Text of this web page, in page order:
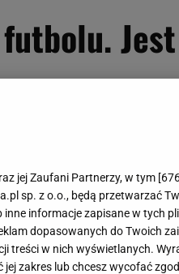
jej Zaufani Partnerzy, w tym [
sp. z o.o., będą przetwarzać
informacje zapisane w tych
dopasowanych do Twoich
treści w nich wyświetlanych.
zakres lub chcesz wycofać